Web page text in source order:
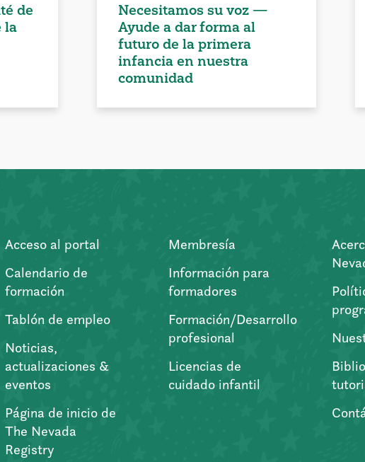
de
la
Necesitamos su voz —
Ayude a dar forma al
futuro de la primera
infancia en nuestra
comunidad
Acceso al portal
Calendario de
formación
Tablón de empleo
Noticias,
actualizaciones &
eventos
Página de inicio de
The Nevada
Registry
Membresía
Información para
formadores
Formación/Desarrollo
profesional
Licencias de
cuidado infantil